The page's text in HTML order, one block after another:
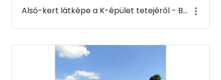
Alsó-kert látképe a K-épület tetejéről - Budai Arborétum